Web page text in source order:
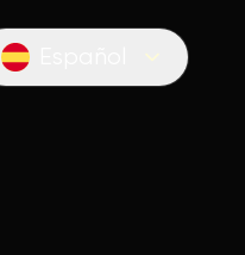
Locale switcher